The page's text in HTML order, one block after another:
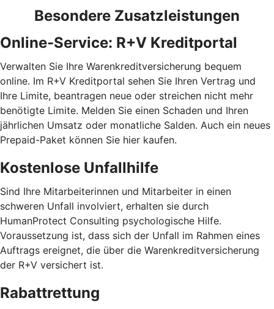
Besondere Zusatzleistungen
Online-Service: R+V Kreditportal
Verwalten Sie Ihre Warenkreditversicherung bequem
online. Im R+V Kreditportal sehen Sie Ihren Vertrag und
Ihre Limite, beantragen neue oder streichen nicht mehr
benötigte Limite. Melden Sie einen Schaden und Ihren
jährlichen Umsatz oder monatliche Salden. Auch ein neues
Prepaid-Paket können Sie hier kaufen.
Kostenlose Unfallhilfe
Sind Ihre Mitarbeiterinnen und Mitarbeiter in einen
schweren Unfall involviert, erhalten sie durch
HumanProtect Consulting psychologische Hilfe.
Voraussetzung ist, dass sich der Unfall im Rahmen eines
Auftrags ereignet, die über die Warenkreditversicherung
der R+V versichert ist.
Rabattrettung